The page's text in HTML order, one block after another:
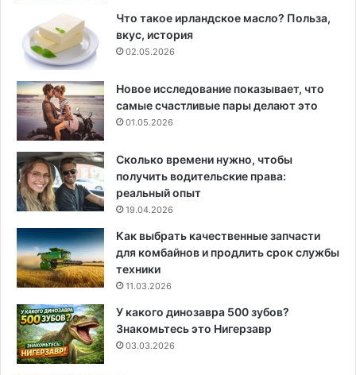
Что такое ирландское масло? Польза,
вкус, история
02.05.2026
Новое исследование показывает, что
самые счастливые пары делают это
01.05.2026
Сколько времени нужно, чтобы
получить водительские права:
реальный опыт
19.04.2026
Как выбрать качественные запчасти
для комбайнов и продлить срок службы
техники
11.03.2026
У какого динозавра 500 зубов?
Знакомьтесь это Нигерзавр
03.03.2026